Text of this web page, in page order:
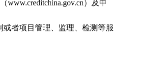
）及中
者项目管理、监理、检测等服